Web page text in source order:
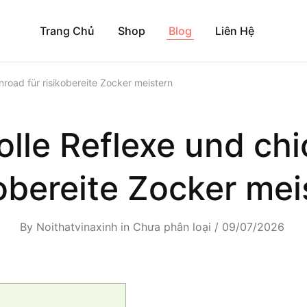
Trang Chủ Shop Blog Liên Hệ
für risikobereite Zocker meistern
Reflexe und
Zocker
By Noithatvinaxinh in Chưa phân loại 09/07/2026